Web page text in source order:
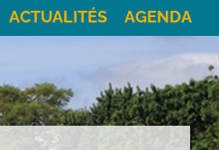
ACTUALITÉS AGENDA